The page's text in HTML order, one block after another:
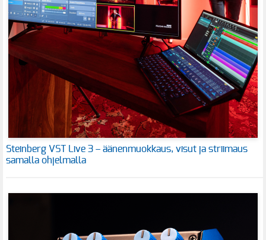
Steinberg VST Live 3 – äänenmuokkaus, visut ja striimaus
samalla ohjelmalla